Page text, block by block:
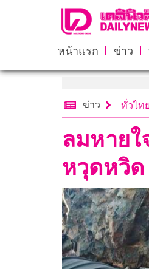
หน้าแรก ข่าว
ข่าว ทั่วไทย
ลมหายใ
หวุดหวิด